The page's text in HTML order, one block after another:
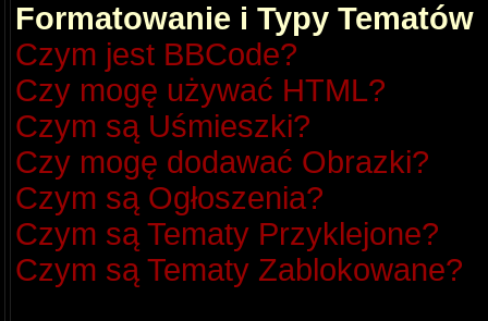
Formatowanie i Typy Tematów
Czym jest BBCode?
Czy mogę używać HTML?
Czym są Uśmieszki?
Czy mogę dodawać Obrazki?
Czym są Ogłoszenia?
Czym są Tematy Przyklejone?
Czym są Tematy Zablokowane?